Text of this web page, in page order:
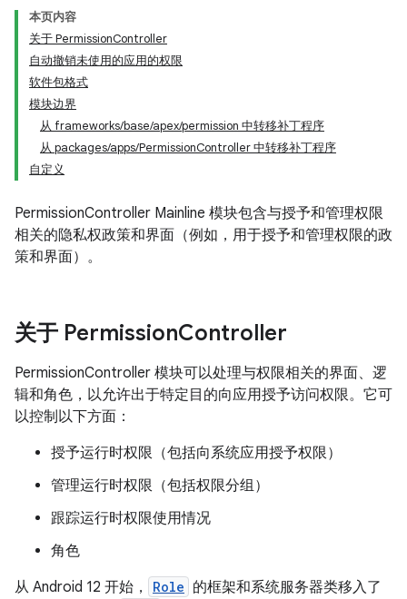
本页内容
关于 PermissionController
自动撤销未使用的应用的权限
软件包格式
模块边界
从 frameworks/base/apex/permission 中转移补丁程序
从 packages/apps/PermissionController 中转移补丁程序
自定义
PermissionController Mainline 模块包含与授予和管理权限
相关的隐私权政策和界面（例如，用于授予和管理权限的政
策和界面）。
关于 PermissionController
PermissionController 模块可以处理与权限相关的界面、逻
辑和角色，以允许出于特定目的向应用授予访问权限。它可
以控制以下方面：
授予运行时权限（包括向系统应用授予权限）
管理运行时权限（包括权限分组）
跟踪运行时权限使用情况
角色
从 Android 12 开始，
Role 的框架和系统服务器类移入了